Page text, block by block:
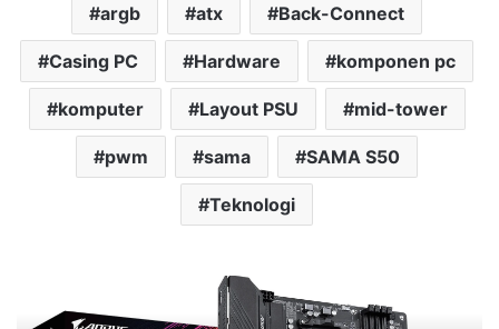
argb atx Back-Connect
Casing PC Hardware komponen pc
komputer Layout PSU mid-tower
pwm sama SAMA S50
Teknologi